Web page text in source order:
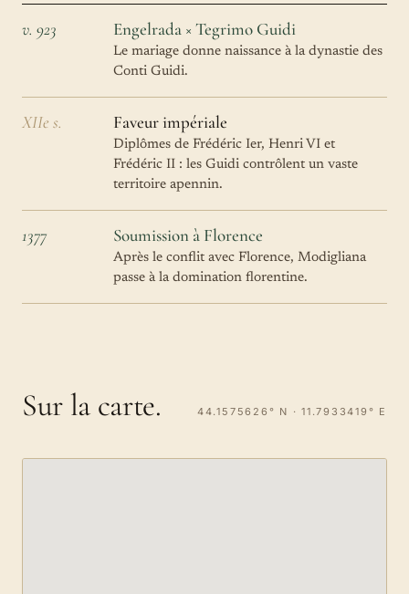
v. 923 Engelrada × Tegrimo Guidi
Le mariage donne naissance à la dynastie des
Conti Guidi.
XIIe s. Faveur impériale
Diplômes de Frédéric Ier, Henri VI et
Frédéric II : les Guidi contrôlent un vaste
territoire apennin.
1377 Soumission à Florence
Après le conflit avec Florence, Modigliana
passe à la domination florentine.
Sur la carte. 44.1575626° N · 11.7933419° E